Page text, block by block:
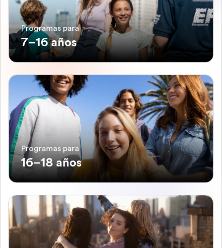
Programas para
7–16 años
Programas para
16–18 años